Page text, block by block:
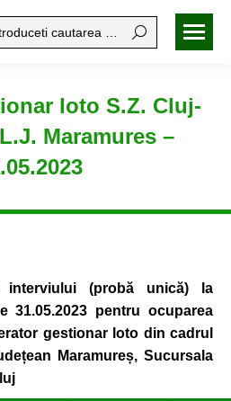
loto S.Z. Cluj-
Maramures –
interviului (probă unică) la
31.05.2023 pentru ocuparea
gestionar loto din cadrul
Maramureș,Sucursala